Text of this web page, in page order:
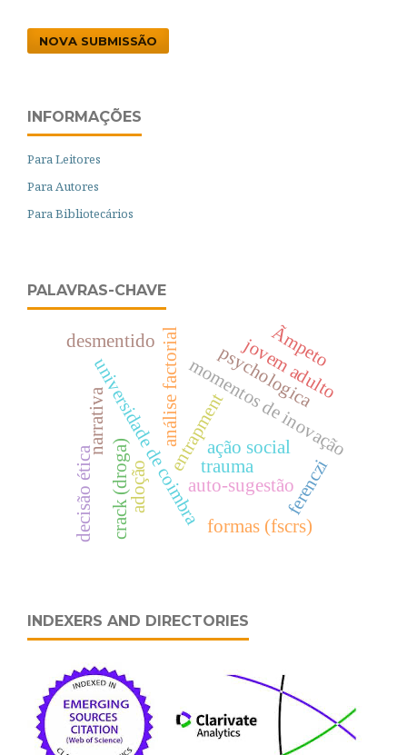
NOVA SUBMISSÃO
INFORMAÇÕES
Para Leitores
Para Autores
Para Bibliotecários
PALAVRAS-CHAVE
auto-sugestão
universidade de coimbrapsychologica
análise factorial
narrativa momentos de inovação
entrapment
crack (droga) ação social
jovem adulto
decisão ética ferenczi
trauma
desmentido Ãmpeto
formas (fscrs)
adoção
INDEXERS AND DIRECTORIES